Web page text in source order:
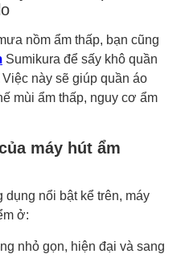
nồm ẩm thấp, bạn cũng
Sumikura để sấy khô quần
này sẽ giúp quần áo
mùi ẩm thấp, nguy cơ ẩm
máy hút ẩm
dụng nổi bật kể trên, máy
ở:
nhỏ gọn, hiện đại và sang